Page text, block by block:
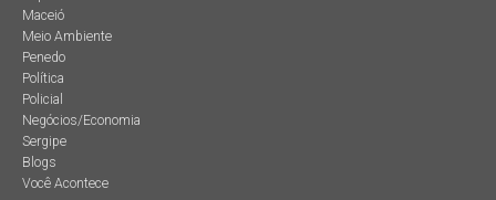
Maceió
Meio Ambiente
Penedo
Política
Policial
Negócios/Economia
Sergipe
Blogs
Você Acontece